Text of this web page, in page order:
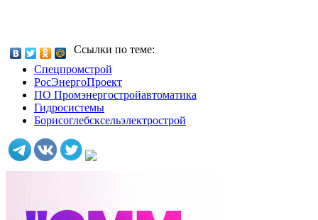
Ссылки по теме:
Спецпромстрой
РосЭнергоПроект
ПО Промэнергостройавтоматика
Гидросистемы
Борисоглебсксельэлектрострой